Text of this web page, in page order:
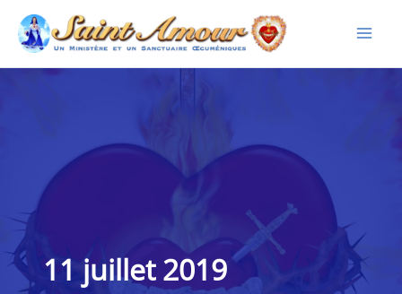
Aller
contenu
11 juillet 2019